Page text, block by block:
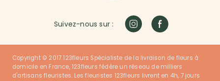
Suivez-nous sur :
Copyright © 2017 123fleurs Spécialiste de la livraison de fleurs à
domicile en France, 123fleurs fédère un réseau de milliers
d'artisans fleuristes. Les fleuristes 123fleurs livrent en 4h, 7 jours